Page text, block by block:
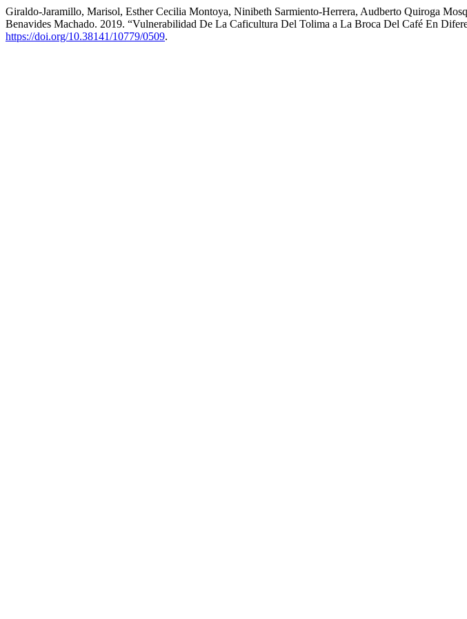
Giraldo-Jaramillo, Marisol, Esther Cecilia Montoya, Ninibeth Sarmiento-Herrera, Audberto Quiroga
Benavides Machado. 2019. “Vulnerabilidad De La Caficultura Del Tolima a La Broca Del Café En
https://doi.org/10.38141/10779/0509.